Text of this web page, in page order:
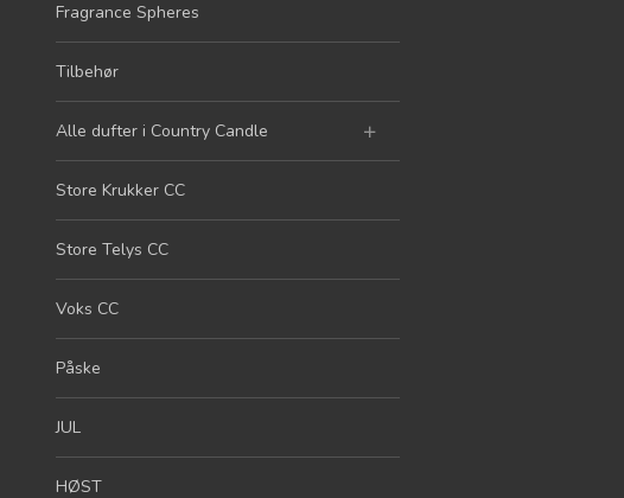
Fragrance Spheres
Tilbehør
Alle dufter i Country Candle
Store Krukker CC
Store Telys CC
Voks CC
Påske
JUL
HØST